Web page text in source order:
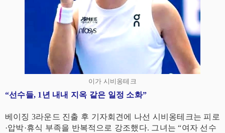
이가 시비옹테크
“선수들, 1년 내내 지옥 같은 일정 소화”
베이징 3라운드 진출 후 기자회견에 나선 시비옹테크는 피로
·압박·휴식 부족을 반복적으로 강조했다. 그녀는 “여자 선수